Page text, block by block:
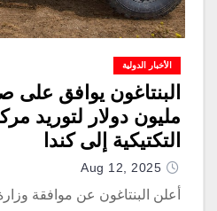
الأخبار الدولية
التكتيكية إلى كندا
Aug 12, 2025
أعلن البنتاغون عن موافقة